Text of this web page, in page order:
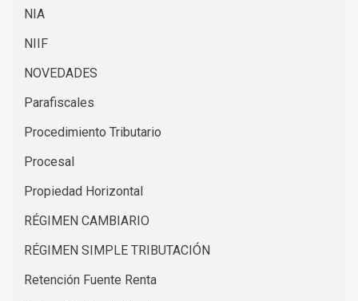
NIA
NIIF
NOVEDADES
Parafiscales
Procedimiento Tributario
Procesal
Propiedad Horizontal
RÉGIMEN CAMBIARIO
RÉGIMEN SIMPLE TRIBUTACIÓN
Retención Fuente Renta